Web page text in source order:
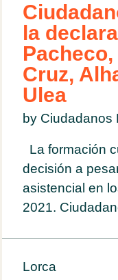
la
Cruz,
Ulea
by
La formación
decisión a
asistencial en
2021.
Lorca